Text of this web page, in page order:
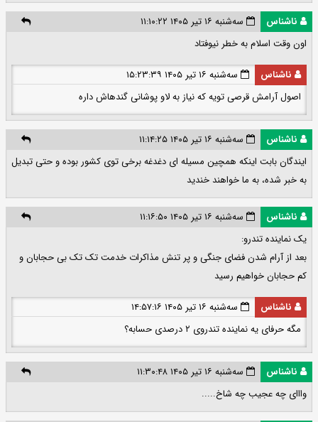
ناشناس
سه‌شنبه ۱۶ تیر ۱۴۰۵ ۱۱:۱۰:۲۲
اون وقت اسلام به خطر نیوفتاد
ناشناس
سه‌شنبه ۱۶ تیر ۱۴۰۵ ۱۵:۲۳:۳۹
اصول آرامش قرصی تویه که نیاز به لاو پوشانی گندهاش داره
ناشناس
سه‌شنبه ۱۶ تیر ۱۴۰۵ ۱۱:۱۴:۲۵
ایندگان بابت اینکه همچین مسیله ای دغدغه برخی توی کشور بوده و حتی تبدیل
به خبر شده، به ما خواهند خندید
ناشناس
سه‌شنبه ۱۶ تیر ۱۴۰۵ ۱۱:۱۶:۵۰
یک نماینده تندرو:
بعد از آرام شدن فضای جنگی و پر تنش مذاکرات خدمت تک تک بی حجابان و
کم حجابان خواهیم رسید
ناشناس
سه‌شنبه ۱۶ تیر ۱۴۰۵ ۱۴:۵۷:۱۶
مگه حرفای یه نماینده تندروی ۲ درصدی حسابه؟
ناشناس
سه‌شنبه ۱۶ تیر ۱۴۰۵ ۱۱:۳۰:۴۸
وااای چه عجیب چه شاخ.....